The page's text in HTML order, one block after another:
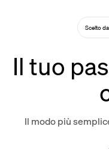
Scelto
Il tuo
Il modo più